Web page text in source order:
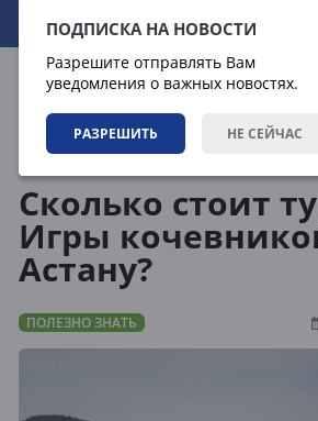
ПОДПИСКА НА НОВОСТИ
Разрешите отправлять Вам
уведомления о важных новостях.
РАЗРЕШИТЬ НЕ СЕЙЧАС
08.08.2026 10:27:20
Сколько стоит
Игры
Астану?
ПОЛЕЗНО ЗНАТЬ